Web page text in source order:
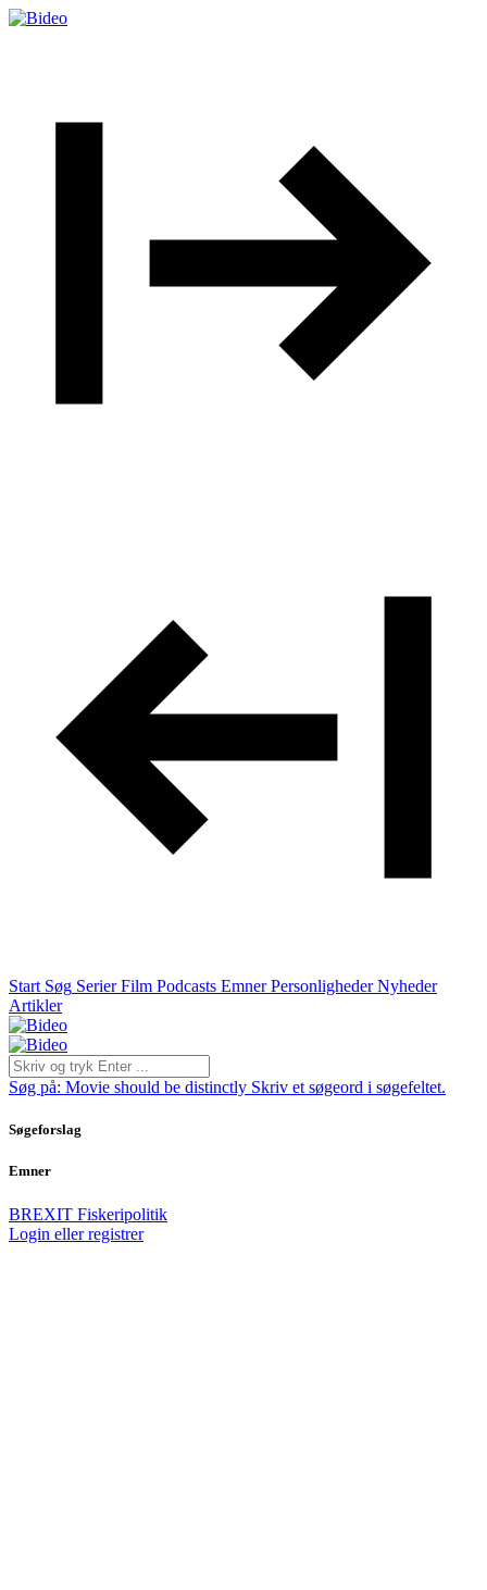
Start Søg Serier Film Podcasts Emner Personligheder Nyheder
Artikler
Søg på: Movie should be distinctly Skriv et søgeord i søgefeltet.
Søgeforslag
Emner
BREXIT Fiskeripolitik
Login eller registrer